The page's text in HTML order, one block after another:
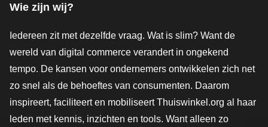
Wie zijn wij?
Iedereen zit met dezelfde vraag. Wat is slim? Want de
wereld van digital commerce verandert in ongekend
tempo. De kansen voor ondernemers ontwikkelen zich net
zo snel als de behoeftes van consumenten. Daarom
inspireert, faciliteert en mobiliseert Thuiswinkel.org al haar
leden met kennis, inzichten en tools. Want alleen zo